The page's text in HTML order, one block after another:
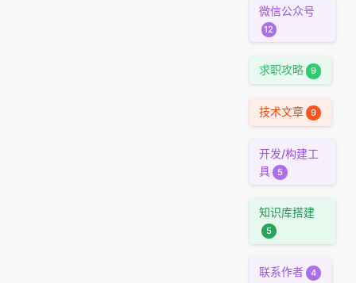
微信公众号
12
求职攻略 9
技术文章 9
开发/构建工
具
5
知识库搭建
5
联系作者 4